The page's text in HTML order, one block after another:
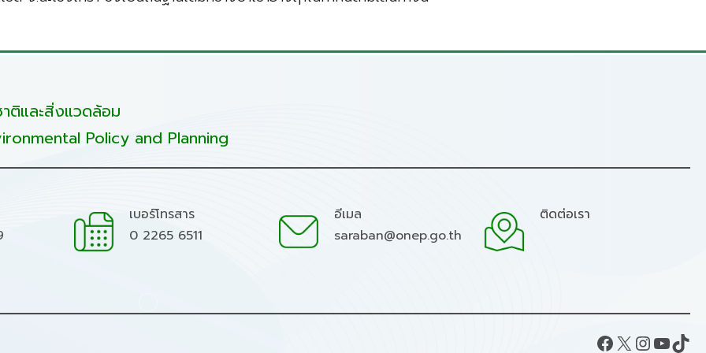
ติและสิ่งแวดล้อม
Policy and Planning
เบอร์โทรสาร
0 2265 6511
อีเมล
saraban@onep.go.th
ติดต่อเรา
Facebook X InstagramYouTube TikTok